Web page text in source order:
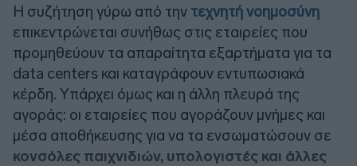
Η συζήτηση γύρω από την τεχνητή νοημοσύνη
επικεντρώνεται συνήθως στις εταιρείες που
προμηθεύουν τα απαραίτητα εξαρτήματα για τα
data centers και καταγράφουν εντυπωσιακά
κέρδη. Υπάρχει όμως και η άλλη πλευρά της
αγοράς: οι εταιρείες που αγοράζουν μνήμες και
μέσα αποθήκευσης για να τα ενσωματώσουν σε
κονσόλες παιχνιδιών, υπολογιστές και άλλες